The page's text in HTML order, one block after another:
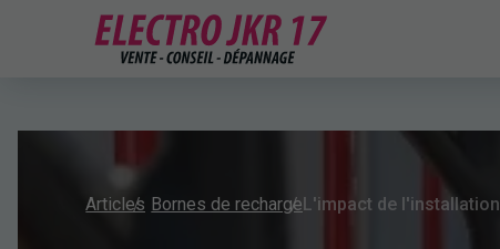
Articles Bornes de recharge